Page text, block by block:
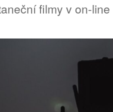
filmy v on-